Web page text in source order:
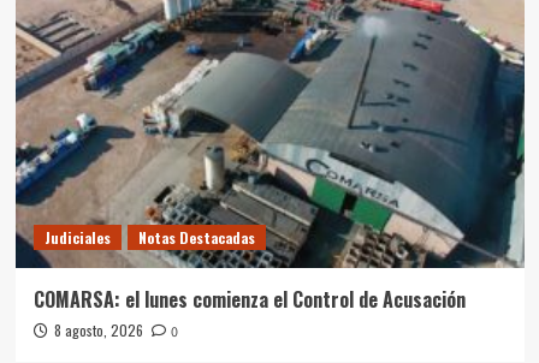
Judiciales Notas Destacadas
COMARSA: el lunes comienza el Control de Acusación
8 agosto, 2026 0